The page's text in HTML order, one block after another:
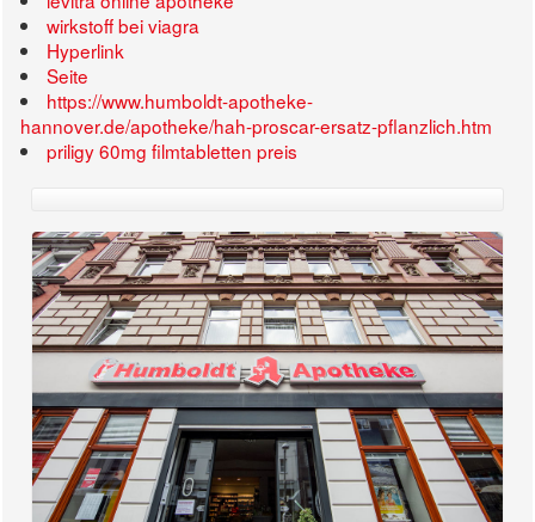
wirkstoff bei viagra
Hyperlink
Seite
https://www.humboldt-apotheke-
hannover.de/apotheke/hah-proscar-ersatz-pflanzlich.htm
priligy 60mg filmtabletten preis